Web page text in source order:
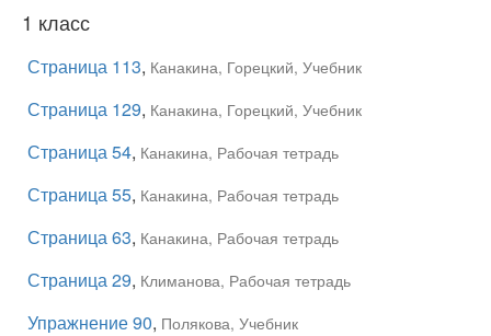
1 класс
Страница 113, Канакина, Горецкий, Учебник
Страница 129, Канакина, Горецкий, Учебник
Страница 54, Канакина, Рабочая тетрадь
Страница 55, Канакина, Рабочая тетрадь
Страница 63, Канакина, Рабочая тетрадь
Страница 29, Климанова, Рабочая тетрадь
Упражнение 90, Полякова, Учебник